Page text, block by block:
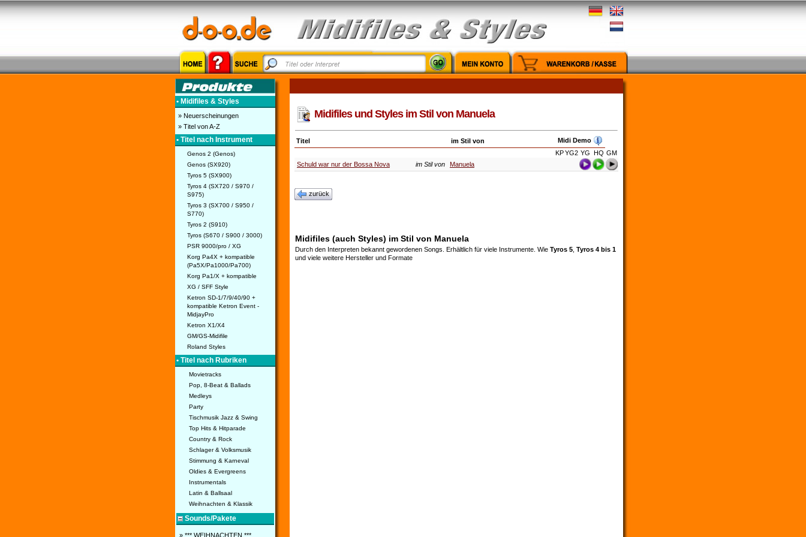
• Midifiles & Styles
» Neuerscheinungen
» Titel von A-Z
• Titel nach Instrument
Genos 2 (Genos)
Genos (SX920)
Tyros 5 (SX900)
Tyros 4 (SX720 / S970 /
S975)
Tyros 3 (SX700 / S950 /
S770)
Tyros 2 (S910)
Tyros (S670 / S900 / 3000)
PSR 9000/pro / XG
Korg Pa4X + kompatible
(Pa5X/Pa1000/Pa700)
Korg Pa1/X + kompatible
XG / SFF Style
Ketron SD-1/7/9/40/90 +
kompatible Ketron Event -
MidjayPro
Ketron X1/X4
GM/GS-Midifile
Roland Styles
• Titel nach Rubriken
Movietracks
Pop, 8-Beat & Ballads
Medleys
Party
Tischmusik Jazz & Swing
Top Hits & Hitparade
Country & Rock
Schlager & Volksmusik
Stimmung & Karneval
Oldies & Evergreens
Instrumentals
Latin & Ballsaal
Weihnachten & Klassik
Sounds/Pakete
» *** WEIHNACHTEN ***
Midifiles und Styles im Stil von Manuela
Titel im Stil von
Midi Demo
KPYG2 YG HQ GM
Schuld war nur der Bossa Nova
im Stil von Manuela
zurück
Midifiles (auch Styles) im Stil von Manuela
Durch den Interpreten bekannt gewordenen Songs. Erhältlich für viele Instrumente. Wie Tyros 5 Tyros 4 bis 1
und viele weitere Hersteller und Formate